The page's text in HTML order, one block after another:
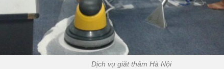
Dịch vụ giăt thảm Hà Nội